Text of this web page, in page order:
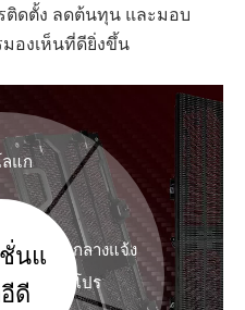
ติดตั้ง ลดต้นทุน และมอบ
องเห็นที่ดียิ่งขึ้น
นแ
ดี
แก
กลางแจ้ง
โปร